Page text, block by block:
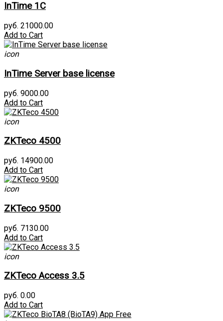
InTime 1С
руб. 21000.00
Add to Cart
icon
InTime Server base license
руб. 9000.00
Add to Cart
icon
ZKTeco 4500
руб. 14900.00
Add to Cart
icon
ZKTeco 9500
руб. 7130.00
Add to Cart
icon
ZKTeco Access 3.5
руб. 0.00
Add to Cart